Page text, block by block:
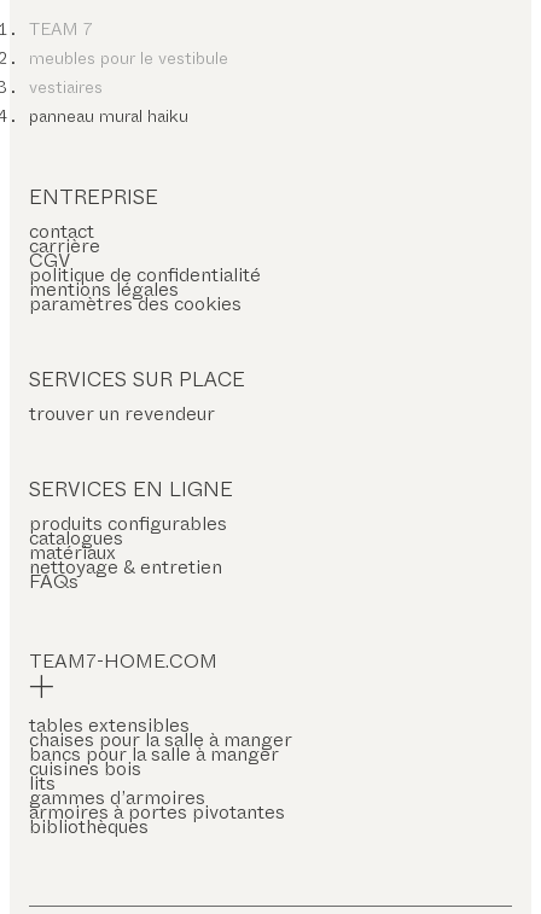
TEAM 7
meubles pour le vestibule
vestiaires
panneau mural haiku
ENTREPRISE
contact
carrière
CGV
politique de confidentialité
mentions légales
paramètres des cookies
SERVICES SUR PLACE
trouver un revendeur
SERVICES EN LIGNE
produits configurables
catalogues
matériaux
nettoyage & entretien
FAQs
TEAM7-HOME.COM
tables extensibles
chaises pour la salle à manger
bancs pour la salle à manger
cuisines bois
lits
gammes d’armoires
armoires à portes pivotantes
bibliothèques